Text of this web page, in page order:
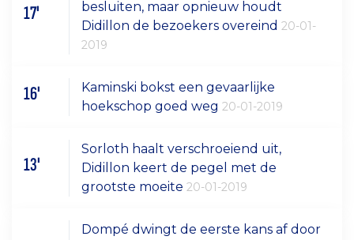
17'
besluiten, maar opnieuw houdt
Didillon de bezoekers overeind20-01-
2019
16'
Kaminski bokst een gevaarlijke
hoekschop goed weg20-01-2019
13'
Sorloth haalt verschroeiend uit,
Didillon keert de pegel met de
grootste moeite20-01-2019
Dompé dwingt de eerste kans af door